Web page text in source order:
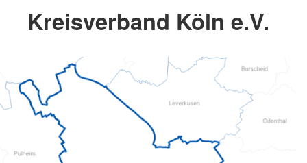
Kreisverband Köln e.V.